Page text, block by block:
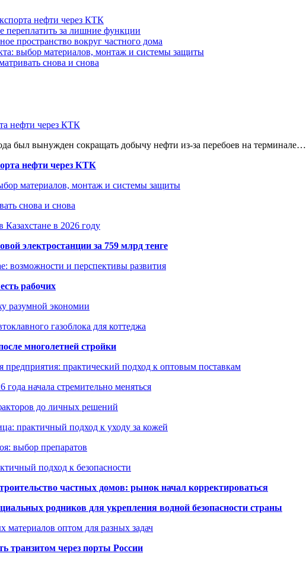
нефти через КТК
переплатить за лишние функции
пространство вокруг частного дома
выбор материалов, монтаж и системы защиты
снова и снова
нефти через КТК
был вынужден сокращать добычу нефти из-за перебоев на терминале…
нефти через КТК
материалов, монтаж и системы защиты
снова и снова
в 2026 году
электростанции за 759 млрд тенге
возможности и перспективы развития
рабочих
разумной экономии
газоблока для коттеджа
многолетней стройки
предприятия: практический подход к оптовым поставкам
начала стремительно меняться
до личных решений
практичный подход к уходу за кожей
выбор препаратов
подход к безопасности
частных домов: рынок начал корректироваться
родников для укрепления водной безопасности страны
оптом для разных задач
транзитом через порты России